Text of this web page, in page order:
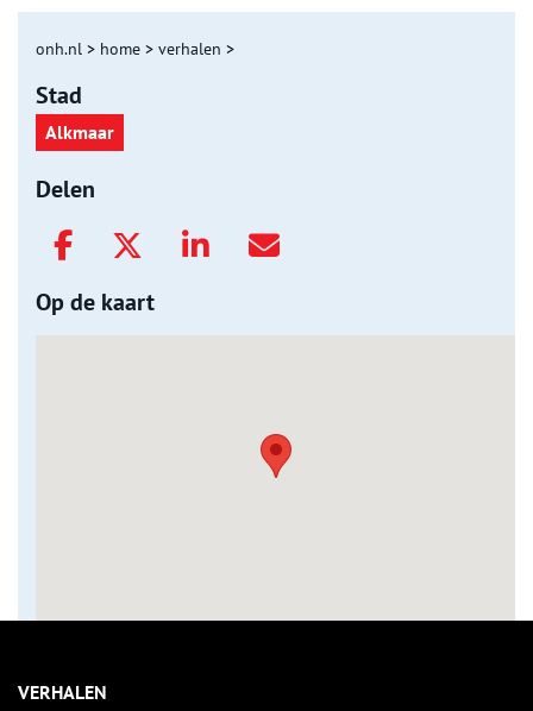
onh.nl > home > verhalen >
Stad
Alkmaar
Delen
Op de kaart
VERHALEN